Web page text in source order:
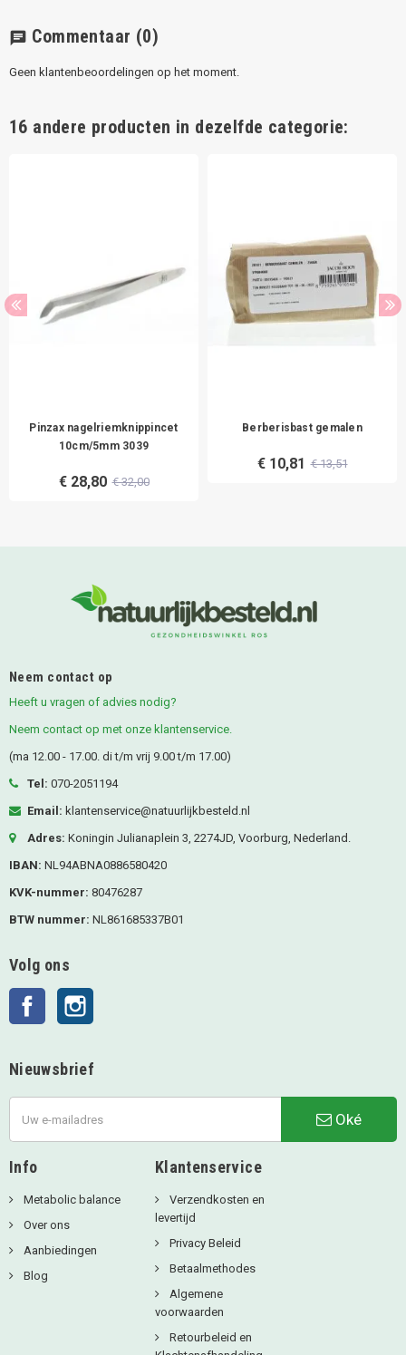
chat Commentaar (0)
Geen klantenbeoordelingen op het moment.
16 andere producten in dezelfde categorie:
Pinzax nagelriemknippincet
10cm/5mm 3039
€ 28,80 € 32,00
Berberisbast gemalen
€ 10,81 € 13,51
Neem contact op
Heeft u vragen of advies nodig?
Neem contact op met onze klantenservice.
(ma 12.00 - 17.00. di t/m vrij 9.00 t/m 17.00)
Tel: 070-2051194
Email: klantenservice@natuurlijkbesteld.nl
Adres: Koningin Julianaplein 3, 2274JD, Voorburg, Nederland.
IBAN: NL94ABNA0886580420
KVK-nummer: 80476287
BTW nummer: NL861685337B01
Volg ons
Facebook
Nieuwsbrief
Oké
Info
Metabolic balance
Over ons
Aanbiedingen
Blog
Klantenservice
Verzendkosten en
levertijd
Privacy Beleid
Betaalmethodes
Algemene
voorwaarden
Retourbeleid en